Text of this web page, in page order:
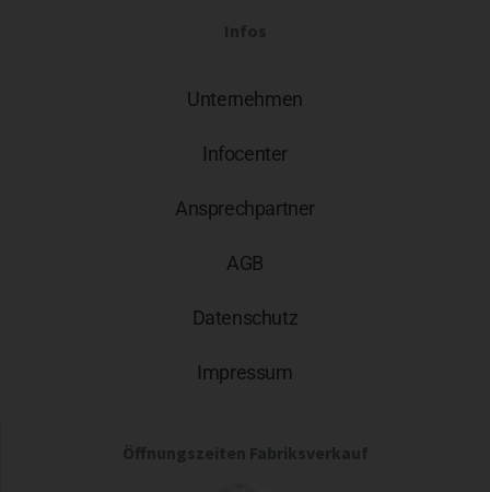
Infos
Unternehmen
Infocenter
Ansprechpartner
AGB
Datenschutz
Impressum
Öffnungszeiten Fabriksverkauf